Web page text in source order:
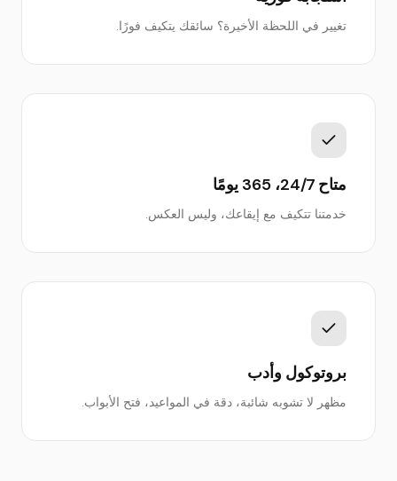
تغيير في اللحظة الأخيرة؟ سائقك يتكيف فورًا.
متاح 24/7، 365 يومًا
خدمتنا تتكيف مع إيقاعك، وليس العكس.
بروتوكول وأدب
مظهر لا تشوبه شائبة، دقة في المواعيد، فتح الأبواب.